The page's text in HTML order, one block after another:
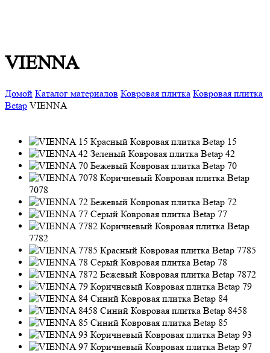
VIENNA
Домой Каталог материалов Ковровая плитка Ковровая плитка
Betap VIENNA
15
42
70
7078
72
77
7782
7785
78
7872
79
84
8458
85
93
97